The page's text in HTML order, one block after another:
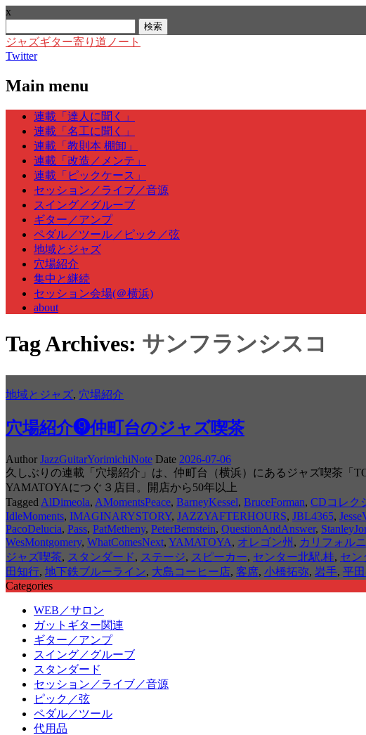
x
索:
ジャズギター寄り道ノート
Twitter
Main menu
Skip
content
連載「達人に聞く」
連載「名工に聞く」
連載「教則本 棚卸」
連載「改造／メンテ」
連載「ピックケース」
セッション／ライブ／音源
スイング／グルーブ
ギター／アンプ
ペダル／ツール／ピック／弦
地域とジャズ
穴場紹介
集中と継続
セッション会場(＠横浜)
about
Tag Archives: サンフランシスコ
地域とジャズ, 穴場紹介
穴場紹介❾仲町台のジャズ喫茶
Author JazzGuitarYorimichiNote Date 2026-07-06
久しぶりの連載「穴場紹介」は、仲町台（横浜）にあるジャズ喫茶「
YAMATOYAにつぐ３店目。開店から50年以上
Tagged AlDimeola, AMomentsPeace, BarneyKessel, BruceForman, CDコレク
IdleMoments, IMAGINARYSTORY, JAZZYAFTERHOURS, JBL4365,
PacoDelucia, Pass, PatMetheny, PeterBernstein, QuestionAndAnswer,
WesMontgomery, WhatComesNext, YAMATOYA, オレゴン州 , カリフォル
ジャズ喫茶, スタンダード, ステージ, スピーカー, センター北駅.桂, セン
田知行, 地下鉄ブルーライン, 大島コーヒー店, 客席, 小橋拓弥, 岩手, 平
Categories
WEB／サロン
ガットギター関連
ギター／アンプ
スイング／グルーブ
スタンダード
セッション／ライブ／音源
ピック／弦
ペダル／ツール
代用品